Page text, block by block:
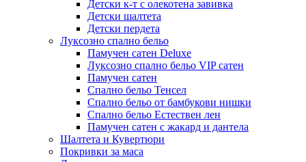
Детски к-т с олекотена завивка
Детски шалтета
Детски пердета
Луксозно спално бельо
Памучен сатен Deluxe
Луксозно спално бельо VIP сатен
Памучен сатен
Спално бельо Тенсел
Спално бельо от бамбукови нишки
Спално бельо Естествен лен
Памучен сатен с жакард и дантела
Шалтета и Кувертюри
Покривки за маса